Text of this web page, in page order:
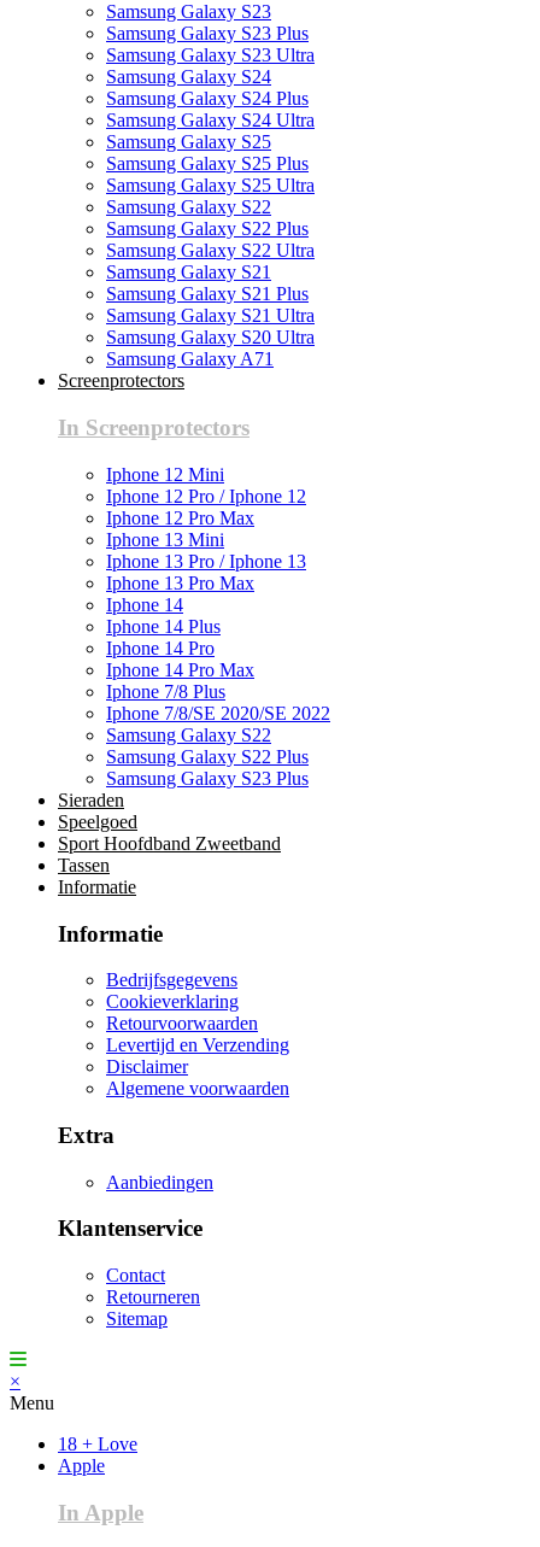
Samsung Galaxy S23
Samsung Galaxy S23 Plus
Samsung Galaxy S23 Ultra
Samsung Galaxy S24
Samsung Galaxy S24 Plus
Samsung Galaxy S24 Ultra
Samsung Galaxy S25
Samsung Galaxy S25 Plus
Samsung Galaxy S25 Ultra
Samsung Galaxy S22
Samsung Galaxy S22 Plus
Samsung Galaxy S22 Ultra
Samsung Galaxy S21
Samsung Galaxy S21 Plus
Samsung Galaxy S21 Ultra
Samsung Galaxy S20 Ultra
Samsung Galaxy A71
Screenprotectors
In Screenprotectors
Iphone 12 Mini
Iphone 12 Pro / Iphone 12
Iphone 12 Pro Max
Iphone 13 Mini
Iphone 13 Pro / Iphone 13
Iphone 13 Pro Max
Iphone 14
Iphone 14 Plus
Iphone 14 Pro
Iphone 14 Pro Max
Iphone 7/8 Plus
Iphone 7/8/SE 2020/SE 2022
Samsung Galaxy S22
Samsung Galaxy S22 Plus
Samsung Galaxy S23 Plus
Sieraden
Speelgoed
Sport Hoofdband Zweetband
Tassen
Informatie
Informatie
Bedrijfsgegevens
Cookieverklaring
Retourvoorwaarden
Levertijd en Verzending
Disclaimer
Algemene voorwaarden
Extra
Aanbiedingen
Klantenservice
Contact
Retourneren
Sitemap
×
Menu
18 + Love
Apple
In Apple